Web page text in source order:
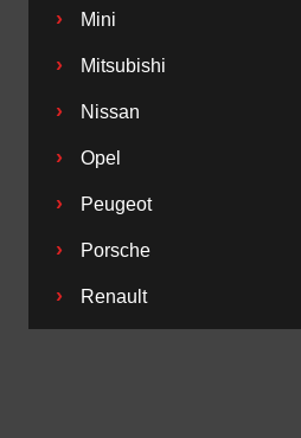
› Mini
› Mitsubishi
› Nissan
› Opel
› Peugeot
› Porsche
› Renault